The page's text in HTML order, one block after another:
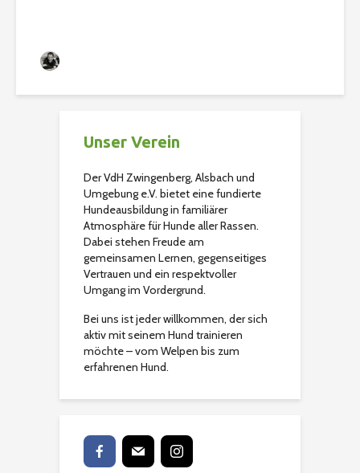
Unser Verein
Der VdH Zwingenberg, Alsbach und
Umgebung e.V. bietet eine fundierte
Hundeausbildung in familiärer
Atmosphäre für Hunde aller Rassen.
Dabei stehen Freude am
gemeinsamen Lernen, gegenseitiges
Vertrauen und ein respektvoller
Umgang im Vordergrund.
Bei uns ist jeder willkommen, der sich
aktiv mit seinem Hund trainieren
möchte – vom Welpen bis zum
erfahrenen Hund.